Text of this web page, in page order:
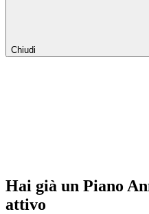
Chiudi
Hai già un Piano
attivo